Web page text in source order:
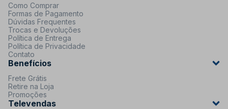
Como Comprar
Formas de Pagamento
Dúvidas Frequentes
Trocas e Devoluções
Política de Entrega
Política de Privacidade
Contato
Benefícios
Frete Grátis
Retire na Loja
Promoções
Televendas